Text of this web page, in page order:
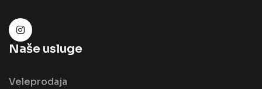
Naše usluge
Veleprodaja